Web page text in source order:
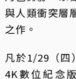
與人類衝突層
之作。
凡於1/29（四
4K數位紀念